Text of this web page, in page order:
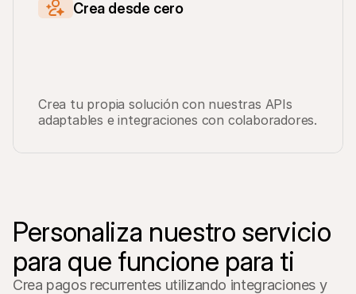
Crea desde cero
Crea tu propia solución con nuestras APIs
adaptables e integraciones con colaboradores.
Personaliza nuestro servicio
para que funcione para ti
Crea pagos recurrentes utilizando integraciones y